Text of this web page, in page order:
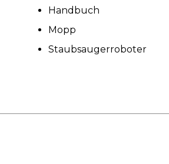
Handbuch
Mopp
Staubsaugerroboter